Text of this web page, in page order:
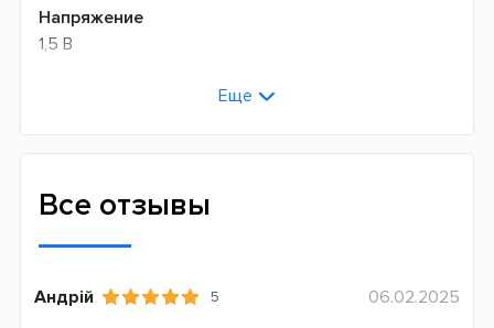
Напряжение
1,5 В
Страна производительЕще
Все отзывы
Андрій 5
06.02.2025